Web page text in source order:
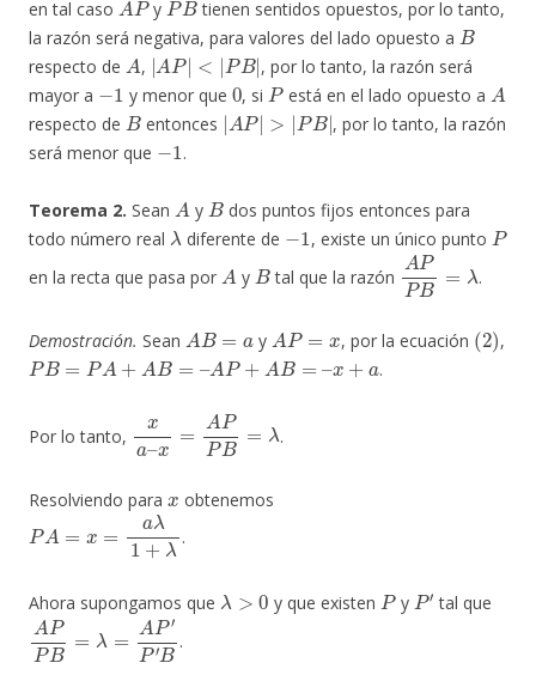
en tal caso
y
tienen sentidos opuestos, por lo tanto,
la razón será negativa, para valores del lado opuesto a
B
respecto de
A
,
|AP|< |PB|
, por lo tanto, la razón será
mayor a
−1
y menor que
0
, si
P
está en el lado opuesto a
A
respecto de
B
entonces
| AP|> |PB|
, por lo tanto, la razón
será menor que
−1
.
Teorema 2. Sean
A
y
B
dos puntos fijos entonces para
todo número real
λ
diferente de
−1
, existe un único punto
P
en la recta que pasa por
A
y
B
tal que la razón
APP λ
.
Demostración. Sean
A B=
y
A P=
, por la ecuación
(2)
,
PB=PA+AB= –AP+AB= –x+a
.
Por lo tanto,
a– PPB
.
Resolviendo para obtenemos
PA = λ
.
Ahora supongamos que
λ
y que existen
P
y
P′
tal que
APP λ ′P′B
.